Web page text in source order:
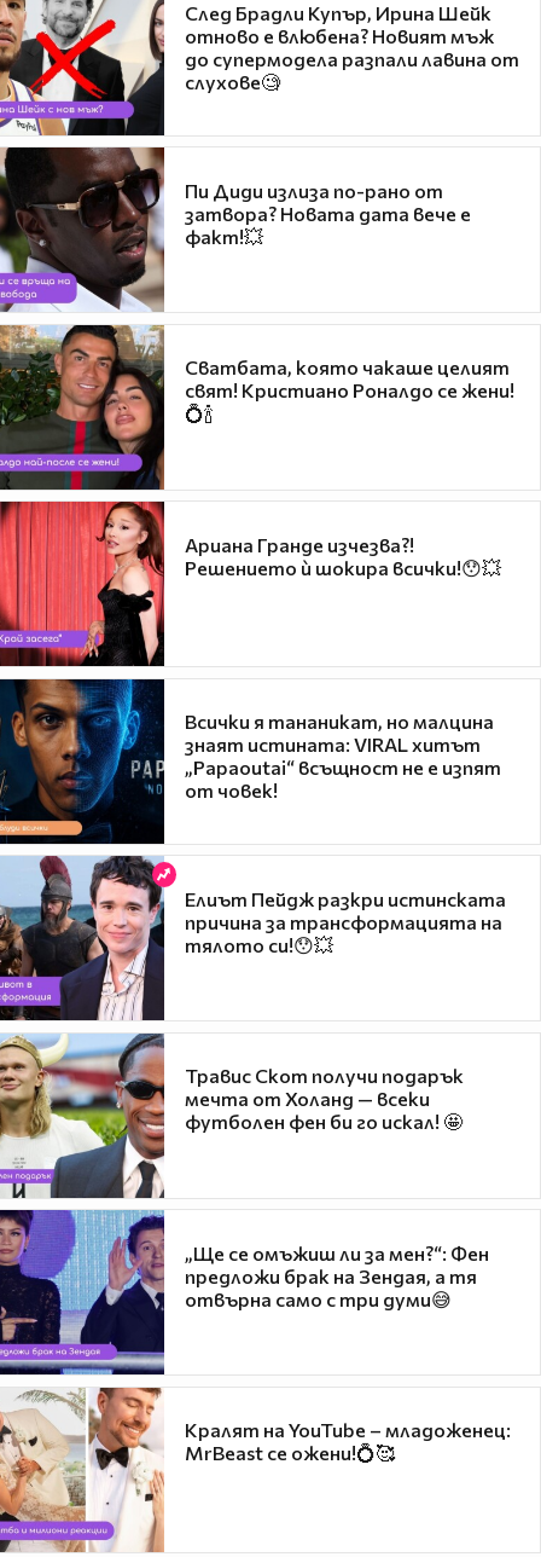
След Брадли Купър, Ирина Шейк
отново е влюбена? Новият мъж
до супермодела разпали лавина от
слухове🧐
Пи Диди излиза по-рано от
затвора? Новата дата вече е
факт!💥
Сватбата, която чакаше целият
свят! Кристиано Роналдо се жени!
💍🍾
Ариана Гранде изчезва?!
Решението ѝ шокира всички!😯💥
Всички я тананикат, но малцина
знаят истината: VIRAL хитът
„Papaoutai“ всъщност не е изпят
от човек!
Елиът Пейдж разкри истинската
причина за трансформацията на
тялото си!😯💥
Травис Скот получи подарък
мечта от Холанд — всеки
футболен фен би го искал! 🤩
„Ще се омъжиш ли за мен?“: Фен
предложи брак на Зендая, а тя
отвърна само с три думи😅
Кралят на YouTube – младоженец:
MrBeast се ожени!💍🥰